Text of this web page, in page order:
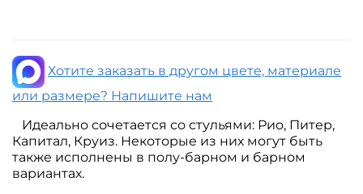
Хотите заказать в другом цвете, материале
или размере? Напишите нам
Идеально сочетается со стульями: Рио, Питер,
Капитал, Круиз. Некоторые из них могут быть
также исполнены в полу-барном и барном
вариантах.